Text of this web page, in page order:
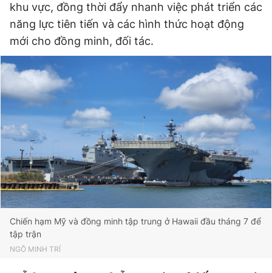
khu vực, đồng thời đẩy nhanh việc phát triển các
năng lực tiên tiến và các hình thức hoạt động
mới cho đồng minh, đối tác.
Chiến hạm Mỹ và đồng minh tập trung ở Hawaii đầu tháng 7 để
tập trận
NGÔ MINH TRÍ